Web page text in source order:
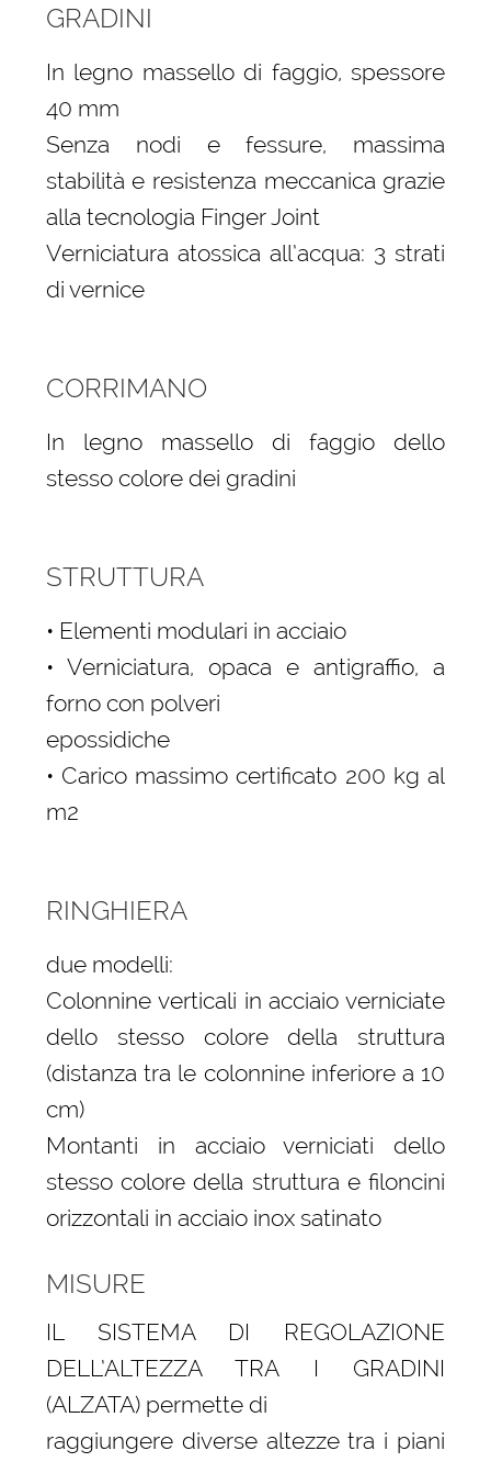
GRADINI
In legno massello di faggio, spessore
40 mm
Senza nodi e fessure, massima
stabilità e resistenza meccanica grazie
alla tecnologia Finger Joint
Verniciatura atossica all’acqua: 3 strati
di vernice
CORRIMANO
In legno massello di faggio dello
stesso colore dei gradini
STRUTTURA
• Elementi modulari in acciaio
• Verniciatura, opaca e antigraffio, a
forno con polveri
epossidiche
• Carico massimo certificato 200 kg al
m2
RINGHIERA
due modelli:
Colonnine verticali in acciaio verniciate
dello stesso colore della struttura
(distanza tra le colonnine inferiore a 10
cm)
Montanti in acciaio verniciati dello
stesso colore della struttura e filoncini
orizzontali in acciaio inox satinato
MISURE
IL SISTEMA DI REGOLAZIONE
DELL’ALTEZZA TRA I GRADINI
(ALZATA) permette di
raggiungere diverse altezze tra i piani